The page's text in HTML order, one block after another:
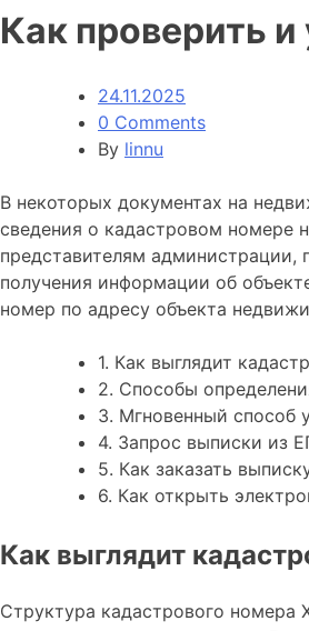
Как проверить
24.11.2025
0 Comments
By linnu
В некоторых документах на
сведения о кадастровом номере
представителям
получения информации об
номер по адресу объекта
1. Как выглядит
2. Способы
3. Мгновенный способ
4. Запрос выписки из
5. Как заказать
6. Как открыть
Как выглядит
Структура кадастрового номера